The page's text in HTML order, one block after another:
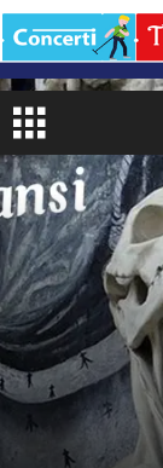
LIFESTYLE VIAGGI